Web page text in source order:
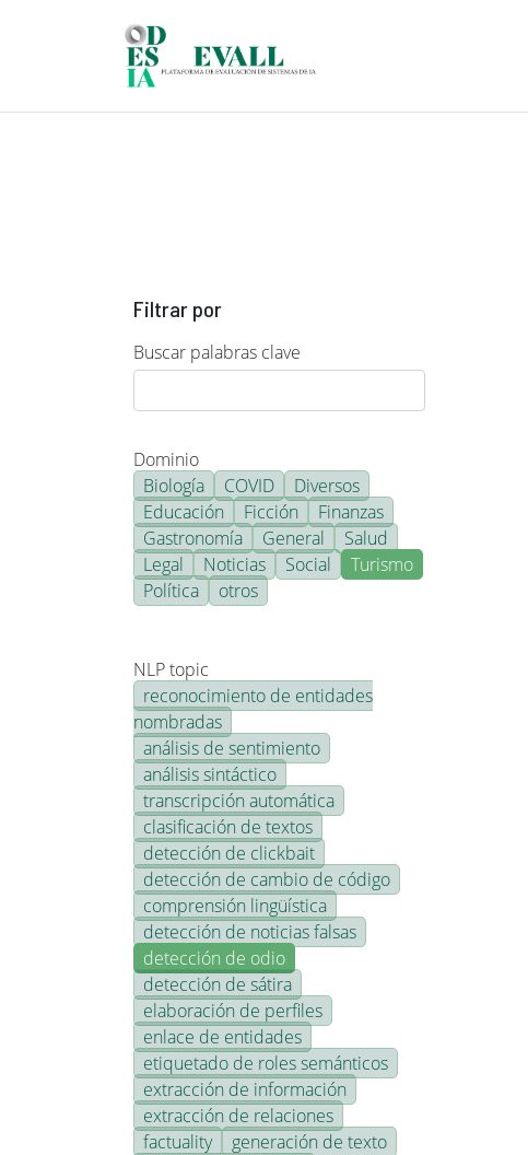
Filtrar por
Buscar palabras clave
Dominio
Biología
COVID
Diversos
Educación
Ficción
Finanzas
Gastronomía
General
Salud
Legal
Noticias Social
Turismo
Política
otros
NLP topic
reconocimiento de entidades
nombradas
análisis de sentimiento
análisis sintáctico
transcripción automática
clasificación de textos
detección de clickbait
detección de cambio de código
comprensión lingüística
detección de noticias falsas
detección de odio
detección de sátira
elaboración de perfiles
enlace de entidades
etiquetado de roles semánticos
extracción de información
extracción de relaciones
factuality
generación de texto